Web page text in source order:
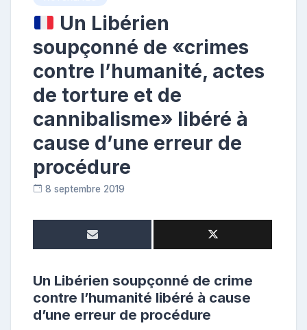
Un Libérien
soupçonné de «crimes
contre l’humanité, actes
de torture et de
cannibalisme» libéré à
cause d’une erreur de
procédure
8 septembre 2019
e
e
u
r
Un Libérien soupçonné de crime
contre l’humanité libéré à cause
d’une erreur de procédure